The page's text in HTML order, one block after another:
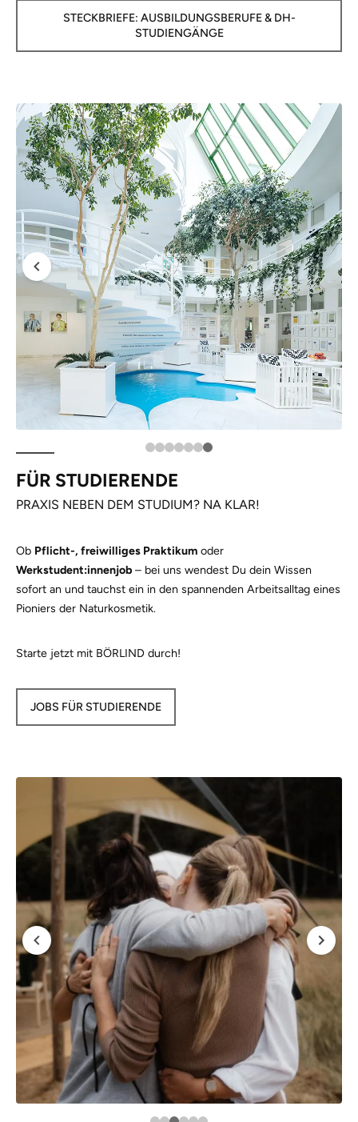
STECKBRIEFE: AUSBILDUNGSBERUFE & DH-
STUDIENGÄNGE
FÜR STUDIERENDE
PRAXIS NEBEN DEM STUDIUM? NA KLAR!
Ob Pflicht-, freiwilliges Praktikum oder
Werkstudent:innenjob – bei uns wendest Du dein Wissen
sofort an und tauchst ein in den spannenden Arbeitsalltag eines
Pioniers der Naturkosmetik.
Starte jetzt mit BÖRLIND durch!
JOBS FÜR STUDIERENDE